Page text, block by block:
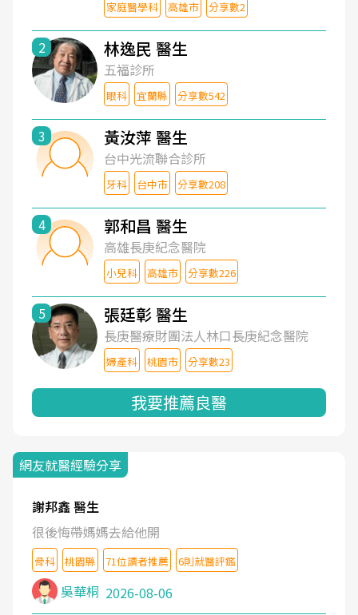
家庭醫學科 高雄市 分享數2
2 林逸民 醫生
五福診所
眼科 宜蘭縣 分享數542
3 黃汝萍 醫生
台中光流聯合診所
牙科 台中市 分享數208
4 郭和昌 醫生
高雄長庚紀念醫院
小兒科 高雄市 分享數226
5 張廷彰 醫生
長庚醫療財團法人林口長庚紀念醫院
婦產科 桃園市 分享數23
我要推薦良醫
網友就醫經驗分享
謝邦鑫 醫生
很後悔帶媽媽去給他開
骨科 桃園縣 71位讀者推薦 6則就醫評鑑
吳華桐 2026-08-06